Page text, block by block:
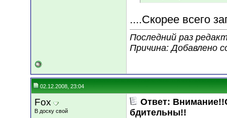
....Скорее всего
Последний раз
Причина: Добавлено
02.12.2008, 23:04
Fox
В доску свой
Ответ:
бдительны!!